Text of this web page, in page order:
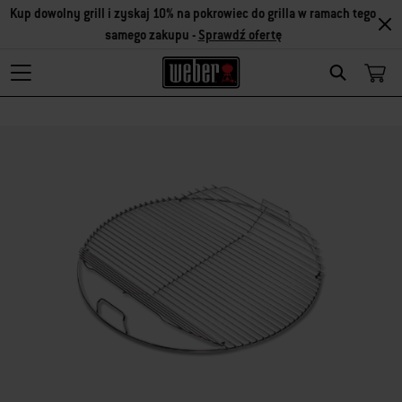
Search
Kup dowolny grill i zyskaj 10% na pokrowiec do grilla w ramach tego
samego zakupu - Sprawdź ofertę